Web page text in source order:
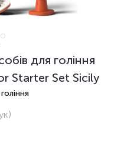
для гоління
Starter Set Sicily
)